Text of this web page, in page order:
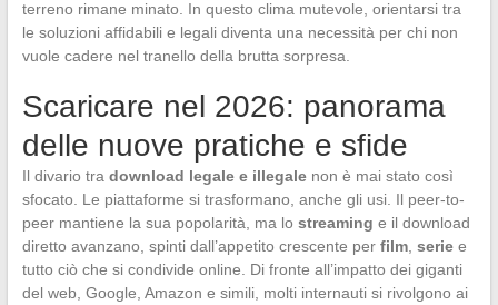
terreno rimane minato. In questo clima mutevole, orientarsi tra
le soluzioni affidabili e legali diventa una necessità per chi non
vuole cadere nel tranello della brutta sorpresa.
Scaricare nel 2026: panorama
delle nuove pratiche e sfide
Il divario tra download legale e illegalenon è mai stato così
sfocato. Le piattaforme si trasformano, anche gli usi. Il peer-to-
peer mantiene la sua popolarità, ma lo streaming e il download
diretto avanzano, spinti dall’appetito crescente per film, seriee
tutto ciò che si condivide online. Di fronte all’impatto dei giganti
del web, Google, Amazon e simili, molti internauti si rivolgono ai